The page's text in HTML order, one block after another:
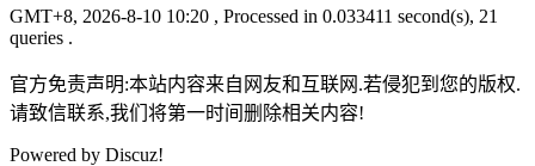
GMT+8, 2026-8-10 10:20 , Processed in 0.033411 second(s), 21
queries .
官方免责声明:本站内容来自网友和互联网.若侵犯到您的版权.
请致信联系,我们将第一时间删除相关内容!
Powered by Discuz!